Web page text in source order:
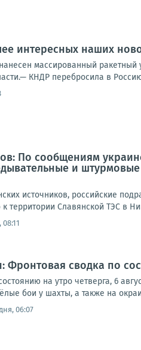
интересных наших
массированный ракетный
КНДР перебросила в
По сообщениям
и
источников, российские
к территории Славянской ТЭС в
Фронтовая сводка по
на утро четверга, 6
бои у шахты, а также на
06:07